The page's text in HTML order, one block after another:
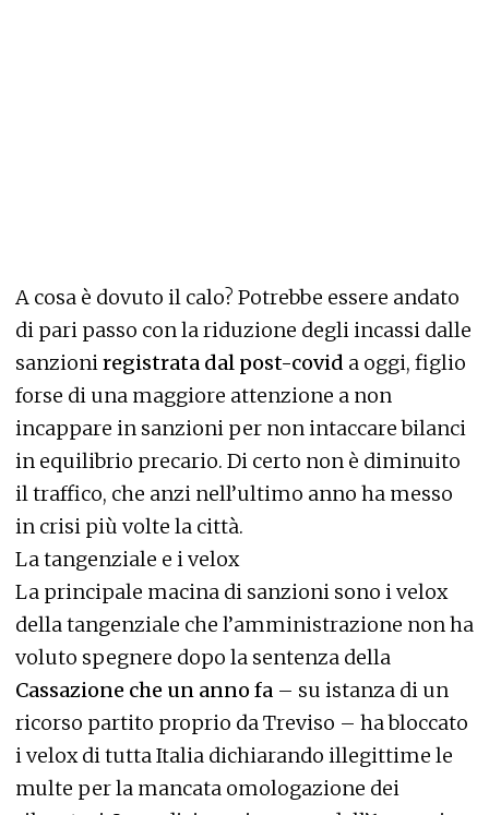
A cosa è dovuto il calo? Potrebbe essere andato
di pari passo con la riduzione degli incassi dalle
sanzioniregistrata dal post-covid a oggi, figlio
forse di una maggiore attenzione a non
incappare in sanzioni per non intaccare bilanci
in equilibrio precario. Di certo non è diminuito
il traffico, che anzi nell’ultimo anno ha messo
in crisi più volte la città.
La tangenziale e i velox
La principale macina di sanzioni sono i velox
della tangenziale che l’amministrazione non ha
voluto spegnere dopo la sentenza della
Cassazione che un anno fa – su istanza di un
ricorso partito proprio da Treviso – ha bloccato
i velox di tutta Italia dichiarando illegittime le
multe per la mancata omologazione dei